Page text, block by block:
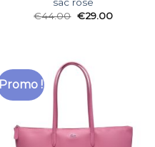
sac rose
€44.00 €29.00
Promo !